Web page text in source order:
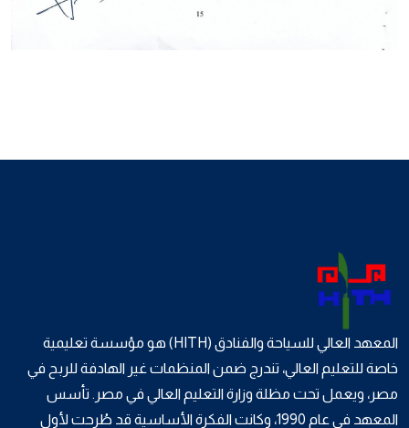
المعهد العالي للسياحة والفنادق (HITH) هو مؤسسة تعليمية
خاصة للتعليم العالي، تندرج ضمن المنظمات غير الهادفة للربح في
مصر، ويعمل تحت مظلة وزارة التعليم العالي في مصر. تأسس
المعهد في عام 1990، وكانت الفكرة الأساسية قد طُرحت لأول